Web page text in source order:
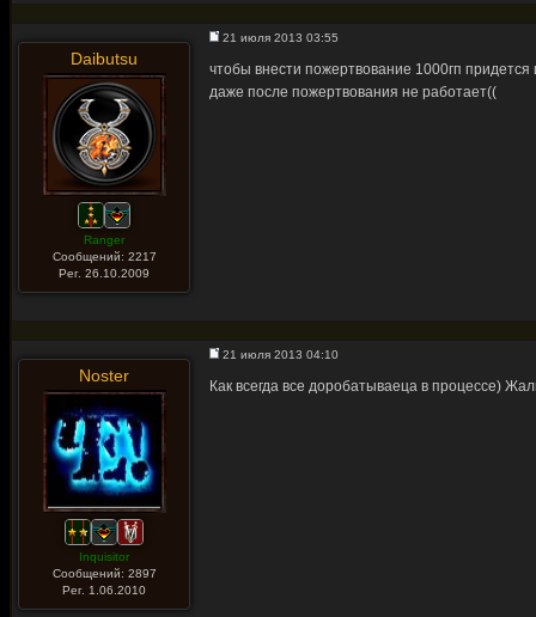
Daibutsu
Ranger
Сообщений: 2217
Рег. 26.10.2009
21 июля 2013 03:55
чтобы внести пожертвование 1000гп
даже после пожертвования не работает((
Noster
Inquisitor
Сообщений: 2897
Рег. 1.06.2010
21 июля 2013 04:10
Как всегда все доробатываеца в процессе)